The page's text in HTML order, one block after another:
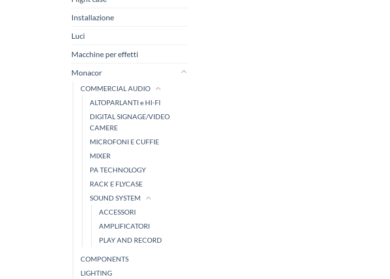
Installazione
Luci
Macchine per effetti
Monacor
COMMERCIAL AUDIO
ALTOPARLANTI e HI-FI
DIGITAL SIGNAGE/VIDEO
CAMERE
MICROFONI E CUFFIE
MIXER
PA TECHNOLOGY
RACK E FLYCASE
SOUND SYSTEM
ACCESSORI
AMPLIFICATORI
PLAY AND RECORD
COMPONENTS
LIGHTING